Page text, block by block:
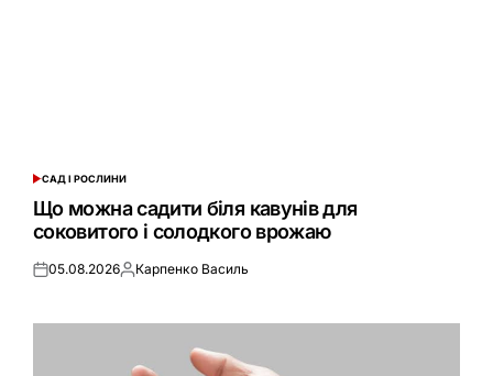
ОПУБЛІКУВАТИ
У
САД І РОСЛИНИ
Що можна садити біля кавунів для
соковитого і солодкого врожаю
Оприлюднено
05.08.2026Опубліковано
Карпенко Василь